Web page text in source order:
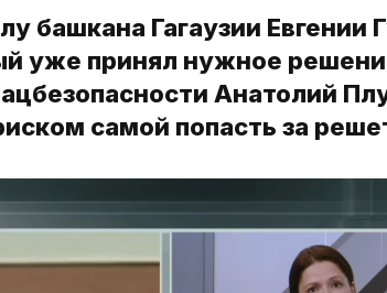
башкана Гагаузии Евгении
уже принял нужное
Анатолий
самой попасть за